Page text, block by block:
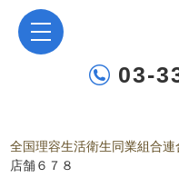
03-
全国理容生活衛生同業組合連
店舗６７８